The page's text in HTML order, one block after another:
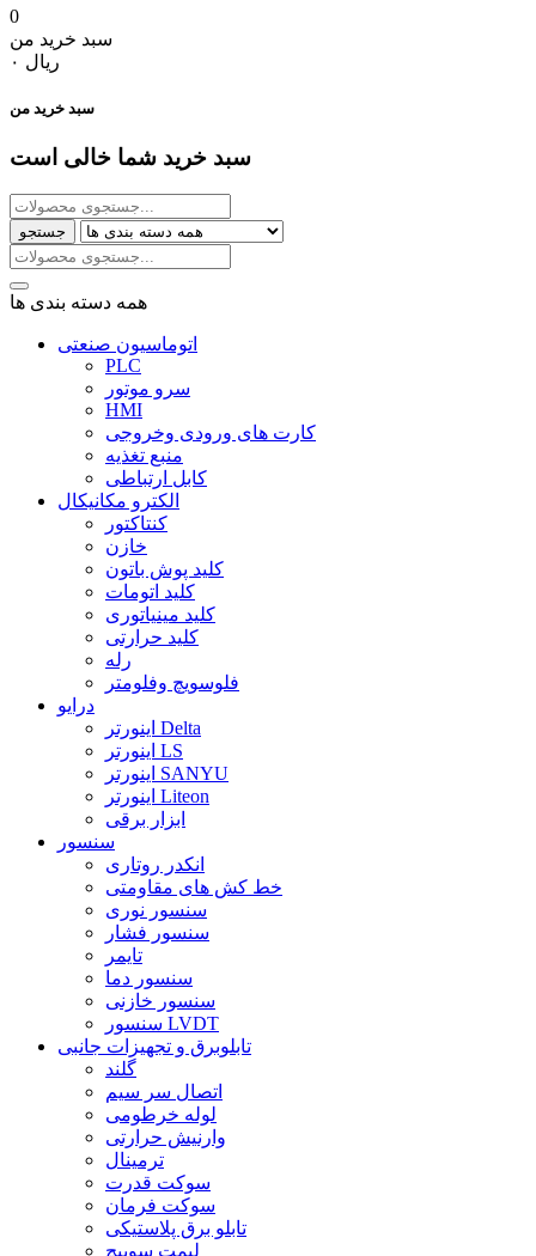
0
سبد خرید من
‎ریال ۰
سبد خرید من
سبد خرید شما خالی است
جستجو
همه دسته بندی ها
اتوماسیون صنعتی
PLC
سرو موتور
HMI
کارت های ورودی وخروجی
منبع تغذیه
کابل ارتباطی
الکترو مکانیکال
کنتاکتور
خازن
کلید پوش باتون
کلید اتومات
کلید مینیاتوری
کلید حرارتی
رله
فلوسویچ وفلومتر
درایو
اینورتر Delta
اینورتر LS
اینورتر SANYU
اینورتر Liteon
ابزار برقی
سنسور
انکدر روتاری
خط کش های مقاومتی
سنسور نوری
سنسور فشار
تایمر
سنسور دما
سنسور خازنی
سنسور LVDT
تابلوبرق و تجهیزات جانبی
گلند
اتصال سر سیم
لوله خرطومی
وارنیش حرارتی
ترمینال
سوکت قدرت
سوکت فرمان
تابلو برق پلاستیکی
لیمت سوییچ